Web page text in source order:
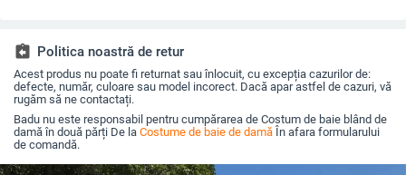
assignment_return Politica noastră de retur
Acest produs nu poate fi returnat sau înlocuit, cu excepția cazurilor de:
defecte, număr, culoare sau model incorect. Dacă apar astfel de cazuri, vă
rugăm să ne contactați.
Badu nu este responsabil pentru cumpărarea de Costum de baie blând de
damă în două părți De la Costume de baie de damă În afara formularului
de comandă.